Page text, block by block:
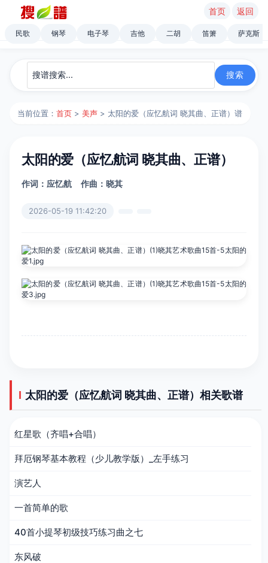
首页 返回
民歌 钢琴 电子琴 吉他 二胡 笛箫 萨克斯
当前位置：首页 >美声 > 太阳的爱（应忆航词 晓其曲、正谱）谱
太阳的爱（应忆航词 晓其曲、正谱）
作词：应忆航 作曲：晓其
2026-05-19 11:42:20
太阳的爱（应忆航词 晓其曲、正谱）相关歌谱
红星歌（齐唱+合唱）
拜厄钢琴基本教程（少儿教学版）_左手练习
演艺人
一首简单的歌
40首小提琴初级技巧练习曲之七
东风破